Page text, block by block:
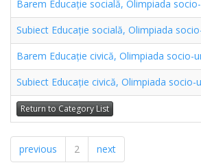
Barem Educație socială, Olimpiada
Subiect Educație socială, Olimpiada
Barem Educație civică, Olimpiada socio-
Subiect Educație civică, Olimpiada
Return to Category List
previous 2 next